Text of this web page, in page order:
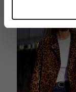
dane są
sekcji
zmienić lub
Wykorzystujemy